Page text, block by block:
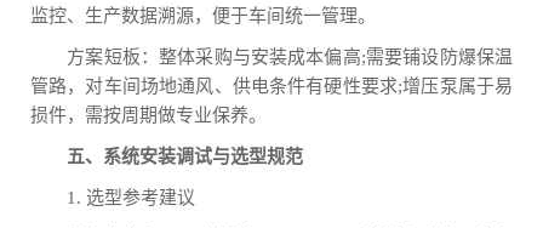
监控、生产数据溯源，便于车间统一管理。
方案短板：整体采购与安装成本偏高;需要铺设防爆保温
管路，对车间场地通风、供电条件有硬性要求;增压泵属于易
损件，需按周期做专业保养。
五、系统安装调试与选型规范
1. 选型参考建议